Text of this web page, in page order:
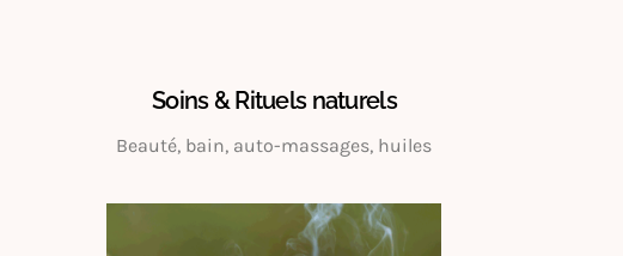
Soins & Rituels naturels
Beauté, bain, auto-massages, huiles